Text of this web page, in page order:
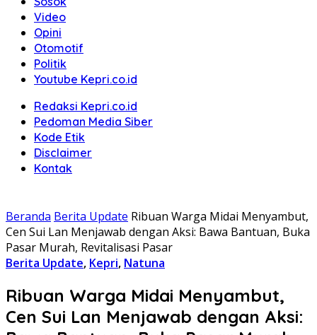
Video
Opini
Otomotif
Politik
Youtube Kepri.co.id
Redaksi Kepri.co.id
Pedoman Media Siber
Kode Etik
Disclaimer
Kontak
Beranda Berita Update Ribuan Warga Midai Menyambut,
Cen Sui Lan Menjawab dengan Aksi: Bawa Bantuan, Buka
Pasar Murah, Revitalisasi Pasar
Berita Update, Kepri, Natuna
Ribuan Warga Midai Menyambut,
Cen Sui Lan Menjawab dengan Aksi: